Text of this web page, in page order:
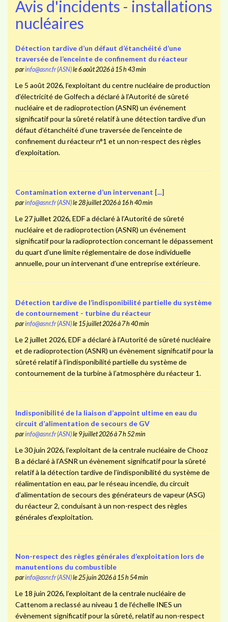
Avis d'incidents - installations
nucléaires
Détection tardive d’un défaut d’étanchéité d’une
traversée de l’enceinte de confinement du réacteur
parinfo@asnr.fr (ASN)le 6 août 2026 à 15 h 43 min
Le 5 août 2026, l’exploitant du centre nucléaire de production
d’électricité de Golfech a déclaré à l’Autorité de sûreté
nucléaire et de radioprotection (ASNR) un événement
significatif pour la sûreté relatif à une détection tardive d’un
défaut d’étanchéité d’une traversée de l’enceinte de
confinement du réacteur n°1 et un non-respect des règles
d’exploitation.
Contamination externe d’un intervenant [...]
parinfo@asnr.fr (ASN)le 28 juillet 2026 à 16 h 40 min
Le 27 juillet 2026, EDF a déclaré à l’Autorité de sûreté
nucléaire et de radioprotection (ASNR) un événement
significatif pour la radioprotection concernant le dépassement
du quart d’une limite réglementaire de dose individuelle
annuelle, pour un intervenant d’une entreprise extérieure.
Détection tardive de l’indisponibilité partielle du système
de contournement - turbine du réacteur
parinfo@asnr.fr (ASN)le 15 juillet 2026 à 7 h 40 min
Le 2 juillet 2026, EDF a déclaré à l’Autorité de sûreté nucléaire
et de radioprotection (ASNR) un évènement significatif pour la
sûreté relatif à l’indisponibilité partielle du système de
contournement de la turbine à l’atmosphère du réacteur 1.
Indisponibilité de la liaison d’appoint ultime en eau du
circuit d’alimentation de secours de GV
parinfo@asnr.fr (ASN)le 9 juillet 2026 à 7 h 52 min
Le 30 juin 2026, l’exploitant de la centrale nucléaire de Chooz
B a déclaré à l’ASNR un évènement significatif pour la sûreté
relatif à la détection tardive de l’indisponibilité du système de
réalimentation en eau, par le réseau incendie, du circuit
d’alimentation de secours des générateurs de vapeur (ASG)
du réacteur 2, conduisant à un non-respect des règles
générales d’exploitation.
Non-respect des règles générales d’exploitation lors de
manutentions du combustible
parinfo@asnr.fr (ASN)le 25 juin 2026 à 15 h 54 min
Le 18 juin 2026, l’exploitant de la centrale nucléaire de
Cattenom a reclassé au niveau 1 de l’échelle INES un
évènement significatif pour la sûreté, relatif au non-respect